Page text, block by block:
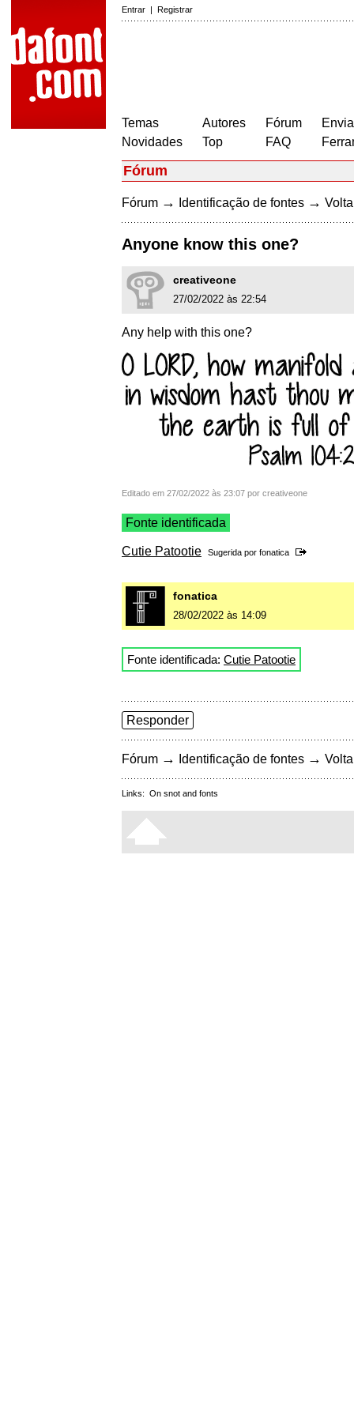
Entrar | Registrar
Temas
Novidades
Autores
Top
Fórum
FAQ
Fórum
Fórum → Identificação de fontes →
Anyone know this one?
creativeone
27/02/2022 às 22:54
Any help with this one?
Editado em 27/02/2022 às 23:07 por creativeone
Fonte identificada
Cutie Patootie Sugerida por fonatica
fonatica
28/02/2022 às 14:09
Fonte identificada: Cutie Patootie
Responder
Fórum → Identificação de fontes →
Links: On snot and fonts